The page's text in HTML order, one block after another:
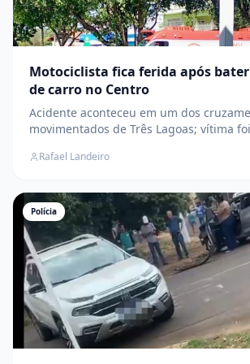
Motociclista fica ferida após
de carro no Centro
Acidente aconteceu em um dos
movimentados de Três Lagoas; vítima
Rafael Landeiro
Polícia